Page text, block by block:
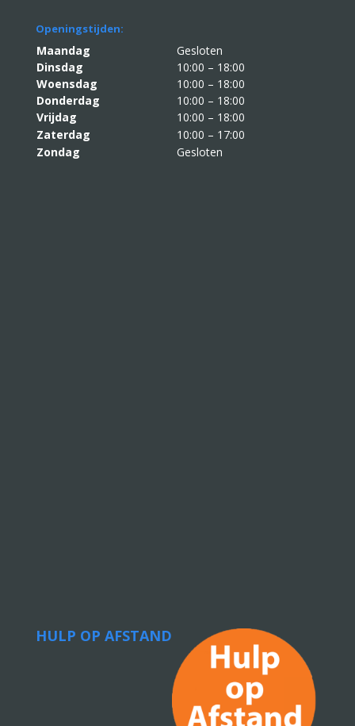
Openingstijden:
Maandag
Gesloten
Dinsdag
10:00 – 18:00
Woensdag
10:00 – 18:00
Donderdag
10:00 – 18:00
Vrijdag
10:00 – 18:00
Zaterdag
10:00 – 17:00
Zondag
Gesloten
HULP OP AFSTAND